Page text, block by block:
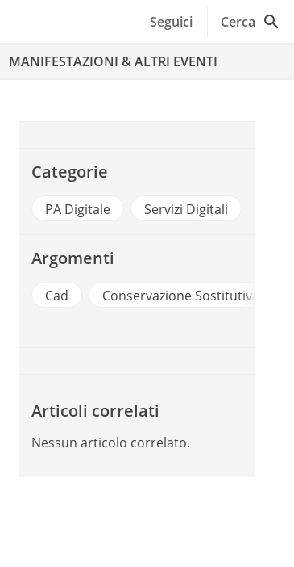
Seguici Cerca
MANIFESTAZIONI & ALTRI EVENTI
Categorie
PA Digitale Servizi Digitali
Argomenti
Cad Conservazione Sostitutiva
Articoli correlati
Nessun articolo correlato.